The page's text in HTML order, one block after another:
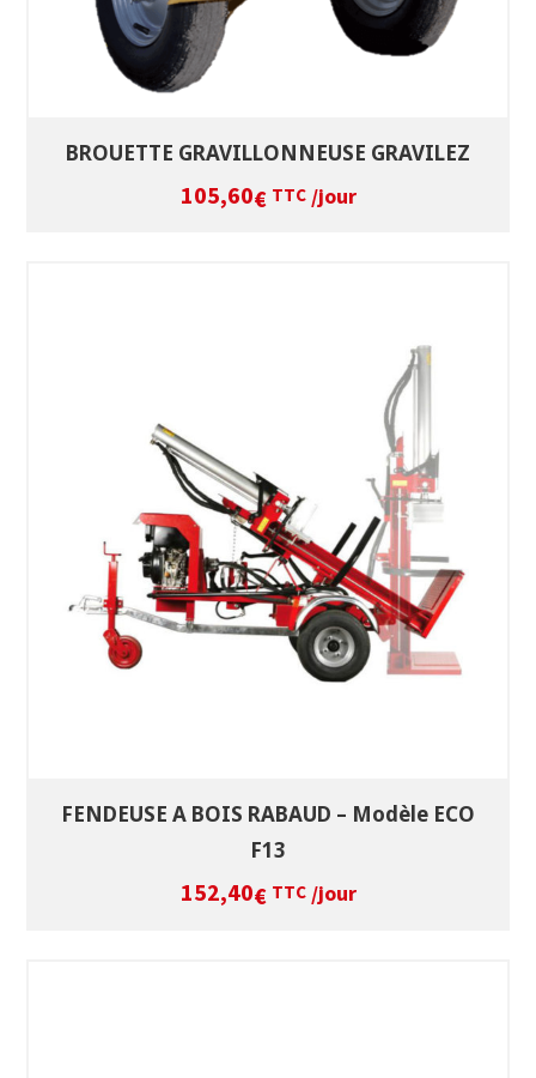
BROUETTE GRAVILLONNEUSE GRAVILEZ
105,60€ TTC /jour
SÉLECTIONNEZ LES DATES
VOIR LE PRODUIT
FENDEUSE A BOIS RABAUD – Modèle ECO
F13
152,40€ TTC /jour